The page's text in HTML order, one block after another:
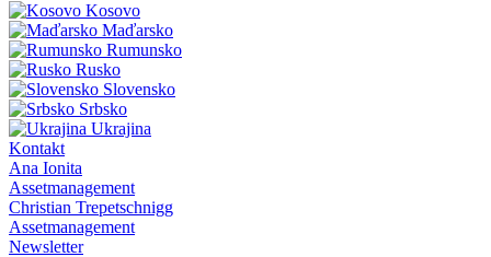
Kosovo
Maďarsko
Rumunsko
Rusko
Slovensko
Srbsko
Ukrajina
Kontakt
Ana Ionita
Assetmanagement
Christian Trepetschnigg
Assetmanagement
Newsletter